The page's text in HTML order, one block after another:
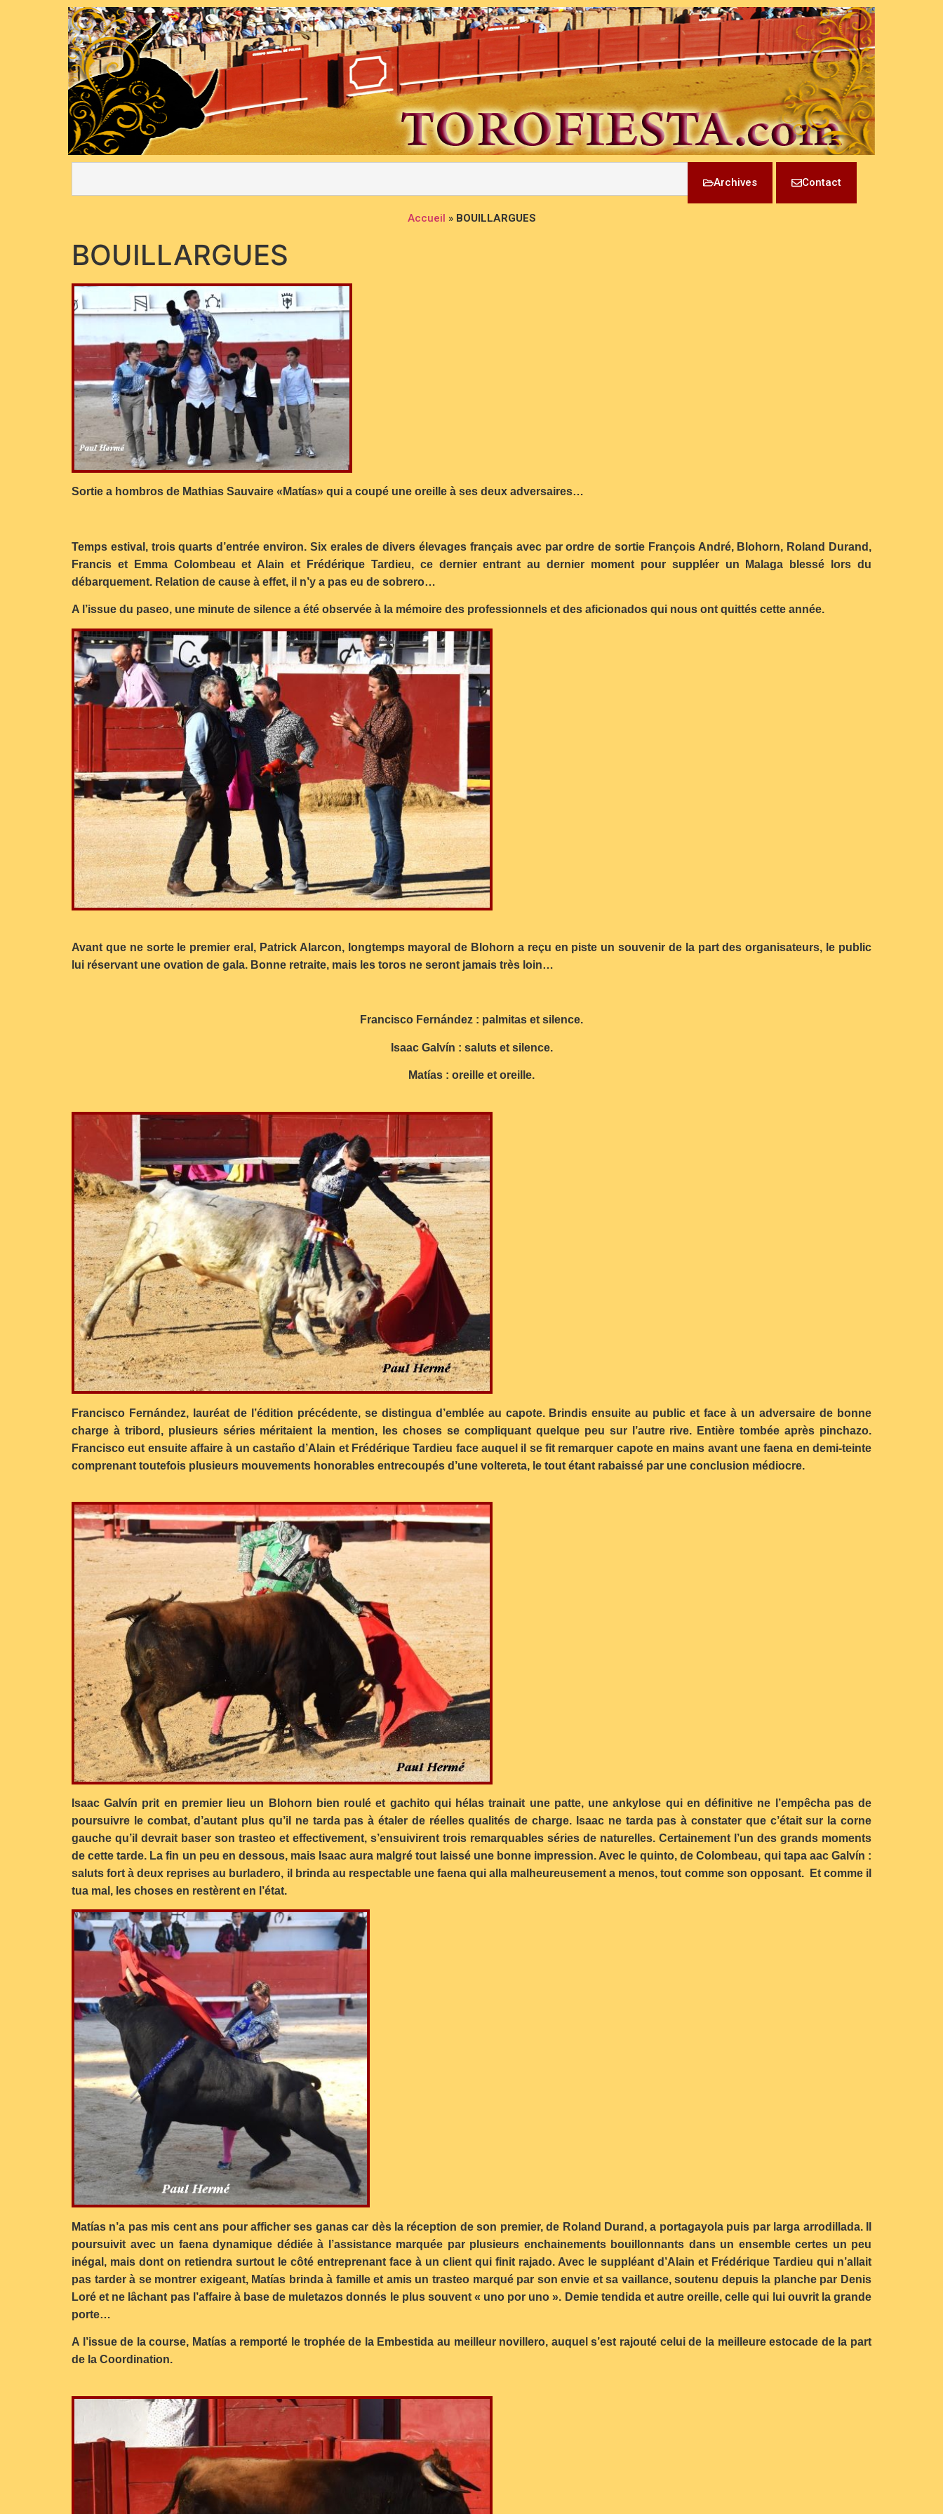
Archives Contact
Accueil » BOUILLARGUES
BOUILLARGUES
Sortie a hombros de Mathias Sauvaire «Matías» qui a coupé une oreille à ses deux adversaires…
Temps estival, trois quarts d’entrée environ. Six erales de divers élevages français avec par ordre de sortie François André, Blohorn, Roland Durand,
Francis et Emma Colombeau et Alain et Frédérique Tardieu, ce dernier entrant au dernier moment pour suppléer un Malaga blessé lors du
débarquement. Relation de cause à effet, il n’y a pas eu de sobrero…
A l’issue du paseo, une minute de silence a été observée à la mémoire des professionnels et des aficionados qui nous ont quittés cette année.
Avant que ne sorte le premier eral, Patrick Alarcon, longtemps mayoral de Blohorn a reçu en piste un souvenir de la part des organisateurs, le public
lui réservant une ovation de gala. Bonne retraite, mais les toros ne seront jamais très loin…
Francisco Fernández : palmitas et silence.
Isaac Galvín : saluts et silence.
Matías : oreille et oreille.
Francisco Fernández, lauréat de l’édition précédente, se distingua d’emblée au capote. Brindis ensuite au publicet face à un adversaire de bonne
charge à tribord, plusieurs séries méritaient la mention, les choses se compliquant quelque peu sur l’autre rive. Entière tombée après pinchazo.
Francisco eut ensuite affaire à un castaño d’Alain et Frédérique Tardieu face auquel il se fit remarquer capote en mains avant une faena en demi-teinte
comprenant toutefois plusieurs mouvements honorables entrecoupés d’une voltereta, le tout étant rabaissé par une conclusion médiocre.
Isaac Galvín prit en premier lieu un Blohorn bien roulé et gachito qui hélas trainait une patte, une ankylose qui en définitive ne l’empêcha pas de
poursuivre le combat, d’autant plus qu’il ne tarda pas à étaler de réelles qualités de charge. Isaac ne tarda pas à constater que c’était sur la corne
gauche qu’il devrait baser son trasteo et effectivement, s’ensuivirent trois remarquables séries de naturelles. Certainement l’un des grands moments
de cette tarde. La fin un peu en dessous, mais Isaac aura malgré tout laissé une bonne impression. Avec le quinto, de Colombeau, qui tapa aac Galvín :
saluts fort à deux reprises au burladero, il brinda au respectable une faena qui alla malheureusement a menos, tout comme son opposant. Et comme il
tua mal, les choses en restèrent en l’état.
Matías n’a pas mis cent ans pour afficher ses ganas car dès la réception de son premier, de Roland Durand, a portagayola puis par larga arrodillada. Il
poursuivit avec un faena dynamique dédiée à l’assistance marquée par plusieurs enchainements bouillonnants dans un ensemble certes un peu
inégal, mais dont on retiendra surtout le côté entreprenant face à un client qui finit rajado. Avec le suppléant d’Alain et Frédérique Tardieu qui n’allait
pas tarder à se montrer exigeant, Matías brinda à famille et amis un trasteo marqué par son envie et sa vaillance, soutenu depuis la planche par Denis
Loré et ne lâchant pas l’affaire à base de muletazos donnés le plus souvent « uno por uno ». Demie tendida et autre oreille, celle qui lui ouvrit la grande
porte…
A l’issue de la course, Matías a remporté le trophée de la Embestida au meilleur novillero, auquel s’est rajouté celui de la meilleure estocade de la part
de la Coordination.